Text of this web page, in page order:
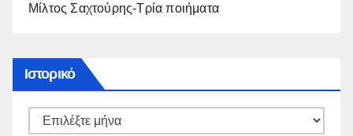
Μίλτος Σαχτούρης-Τρία ποιήματα
Ιστορικό